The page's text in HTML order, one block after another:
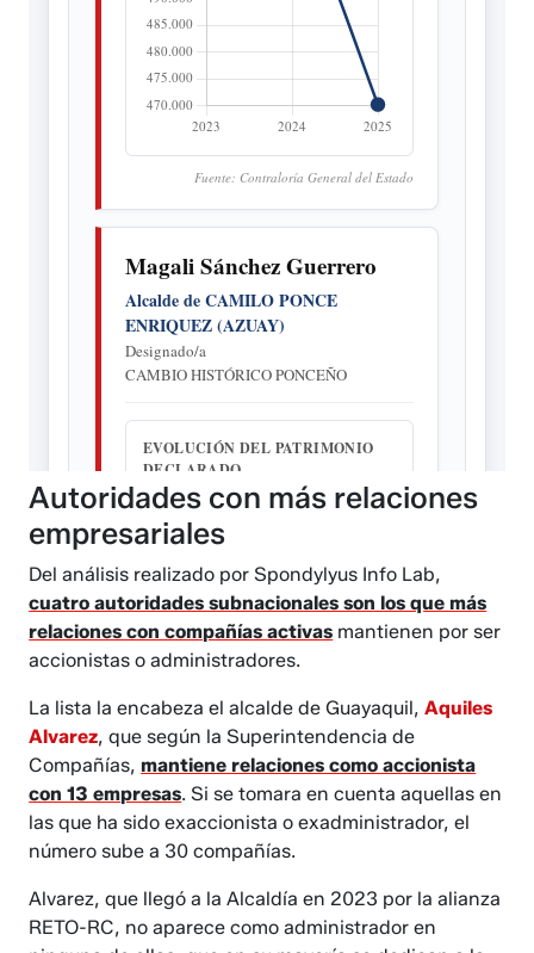
Autoridades con más relaciones
empresariales
Del análisis realizado por Spondylyus Info Lab,
cuatro autoridades subnacionales son los que más
relaciones con compañías activas mantienen por ser
accionistas o administradores.
La lista la encabeza el alcalde de Guayaquil,Aquiles
Alvarez, que según la Superintendencia de
Compañías,mantiene relaciones como accionista
con 13 empresas. Si se tomara en cuenta aquellas en
las que ha sido exaccionista o exadministrador, el
número sube a 30 compañías.
Alvarez, que llegó a la Alcaldía en 2023 por la alianza
RETO-RC, no aparece como administrador en